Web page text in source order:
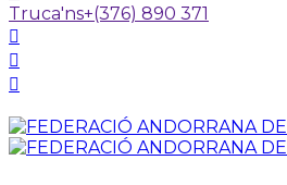
Truca'ns+(376) 890 371